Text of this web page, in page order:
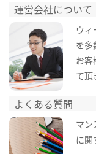
運営会社について
ウ
を多
お客
て頂
よくある質問
マン
に関